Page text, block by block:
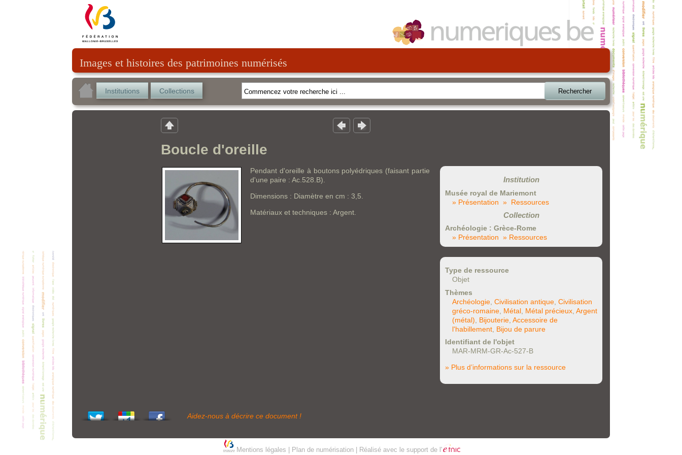
Images et histoires des patrimoines numérisés
Institutions Collections Rechercher
Boucle d'oreille
Pendant d'oreille à boutons polyédriques (faisant partie
d'une paire : Ac.528.B).
Dimensions : Diamètre en cm : 3,5.
Matériaux et techniques : Argent.
Institution
Musée royal de Mariemont
» Présentation » Ressources
Collection
Archéologie : Grèce-Rome
» Présentation » Ressources
Type de ressource
Objet
Thèmes
Archéologie Civilisation antique Civilisation
gréco-romaine Métal Métal précieux Argent
(métal)
Bijouterie Accessoire de
l'habillement Bijou de parure
Identifiant de l'objet
MAR-MRM-GR-Ac-527-B
» Plus d’informations sur la ressource
Aidez-nous à décrire ce document !
Mentions légales Plan de numérisation| Réalisé avec le support de l'